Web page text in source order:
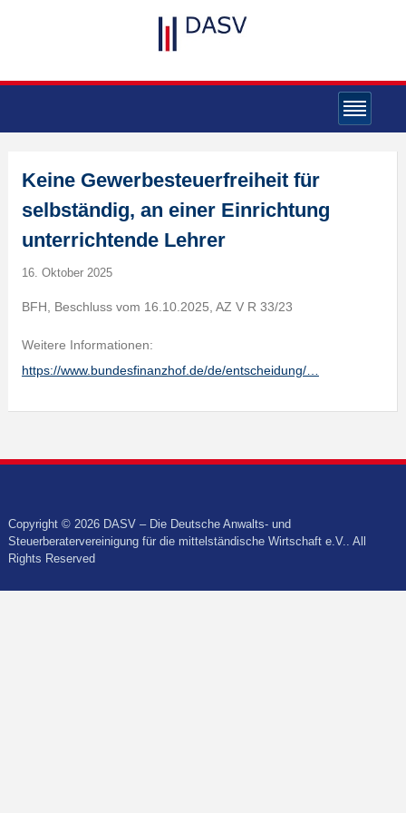
Keine Gewerbesteuerfreiheit für
selbständig, an einer Einrichtung
unterrichtende Lehrer
16. Oktober 2025
BFH, Beschluss vom 16.10.2025, AZ V R 33/23
Weitere Informationen:
https://www.bundesfinanzhof.de/de/entscheidung/…
Copyright © 2026 DASV – Die Deutsche Anwalts- und
Steuerberatervereinigung für die mittelständische Wirtschaft e.V.. All
Rights Reserved